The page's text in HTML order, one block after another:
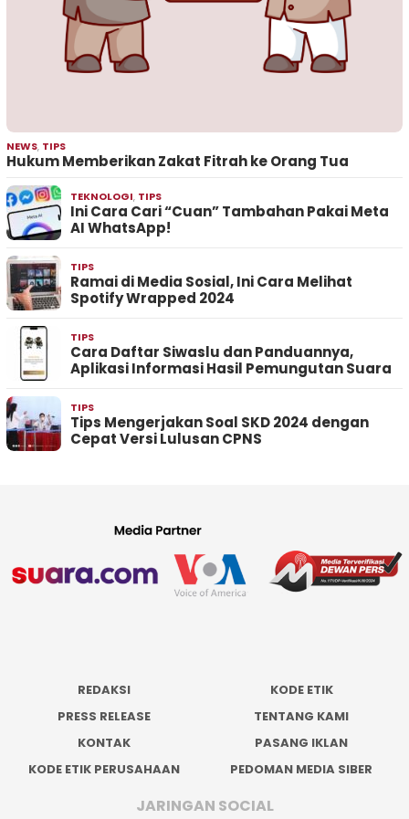
NEWS, TIPS
Hukum Memberikan Zakat Fitrah ke Orang Tua
TEKNOLOGI, TIPS
Ini Cara Cari “Cuan” Tambahan Pakai Meta
AI WhatsApp!
TIPS
Ramai di Media Sosial, Ini Cara Melihat
Spotify Wrapped 2024
TIPS
Cara Daftar Siwaslu dan Panduannya,
Aplikasi Informasi Hasil Pemungutan Suara
TIPS
Tips Mengerjakan Soal SKD 2024 dengan
Cepat Versi Lulusan CPNS
REDAKSI
KODE ETIK
PRESS RELEASE
TENTANG KAMI
KONTAK
PASANG IKLAN
KODE ETIK PERUSAHAAN
PEDOMAN MEDIA SIBER
JARINGAN SOCIAL